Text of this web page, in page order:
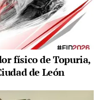
físico de Topuria,
de León